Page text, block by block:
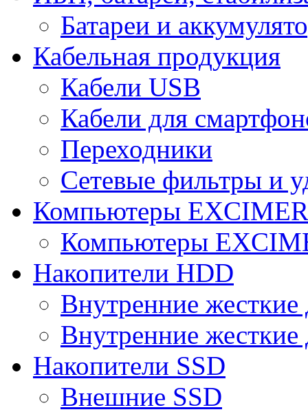
Батареи и
Кабельная продукция
Кабели USB
Кабели для
Переходники
Сетевые фильтры и
Компьютеры
Компьютеры
Накопители HDD
Внутренние
Внутренние
Накопители SSD
Внешние SSD